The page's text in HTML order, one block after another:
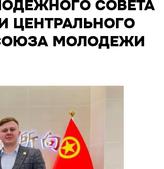
СОВЕТА
ЦЕНТРАЛЬНОГО
МОЛОДЕЖИ